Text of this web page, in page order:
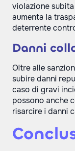
violazione
aumenta la
deterrente
Danni
Oltre alle
subire danni
caso di gravi
possono anche
risarcire i danni